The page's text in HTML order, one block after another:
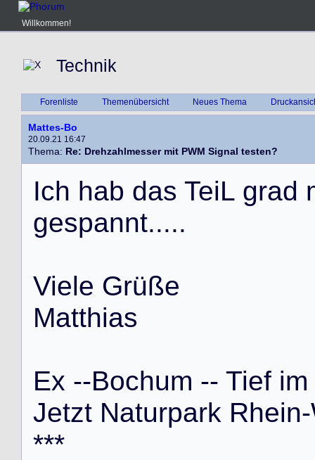
Willkommen!
Technik
Forenliste Themenübersicht Neues Thema
Mattes-Bo
20.09.21 16:47
Thema: Re: Drehzahlmesser mit PWM Signal testen?
Ich hab das TeiL grad
gespannt.....
Viele Grüße
Matthias
Ex --Bochum -- Tief im
Jetzt Naturpark Rhein-
***